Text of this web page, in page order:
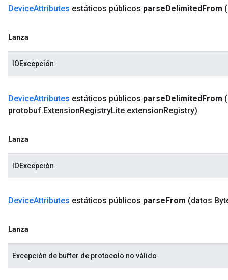
DeviceAttributes estáticos públicos parseDelimitedFrom
Lanza
IOExcepción
DeviceAttributes estáticos públicos parseDelimitedFrom
protobuf.ExtensionRegistryLite extensionRegistry)
Lanza
IOExcepción
DeviceAttributes estáticos públicos parseFrom (datos
Lanza
Excepción de buffer de protocolo no válido